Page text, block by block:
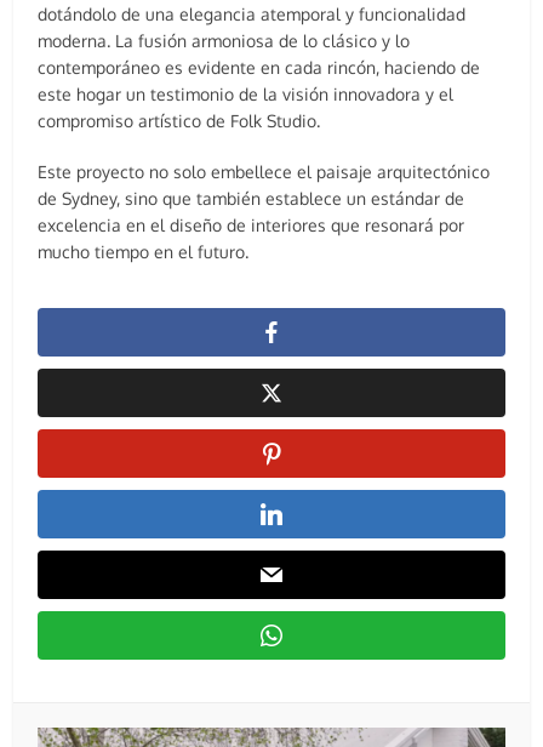
dotándolo de una elegancia atemporal y funcionalidad
moderna. La fusión armoniosa de lo clásico y lo
contemporáneo es evidente en cada rincón, haciendo de
este hogar un testimonio de la visión innovadora y el
compromiso artístico de Folk Studio.
Este proyecto no solo embellece el paisaje arquitectónico
de Sydney, sino que también establece un estándar de
excelencia en el diseño de interiores que resonará por
mucho tiempo en el futuro.